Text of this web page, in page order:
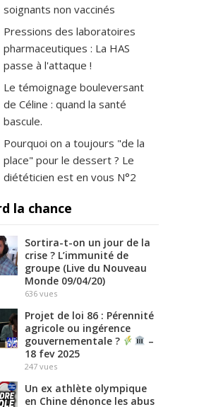
soignants non vaccinés
Pressions des laboratoires
pharmaceutiques : La HAS
passe à l'attaque !
Le témoignage bouleversant
de Céline : quand la santé
bascule.
Pourquoi on a toujours "de la
place" pour le dessert ? Le
diététicien est en vous N°2
la chance
Sortira-t-on un jour de la
crise ? L’immunité de
groupe (Live du Nouveau
Monde 09/04/20)
636 vues
Projet de loi 86 : Pérennité
agricole ou ingérence
gouvernementale ?
–
18 fev 2025
247 vues
Un ex athlète olympique
en Chine dénonce les abus